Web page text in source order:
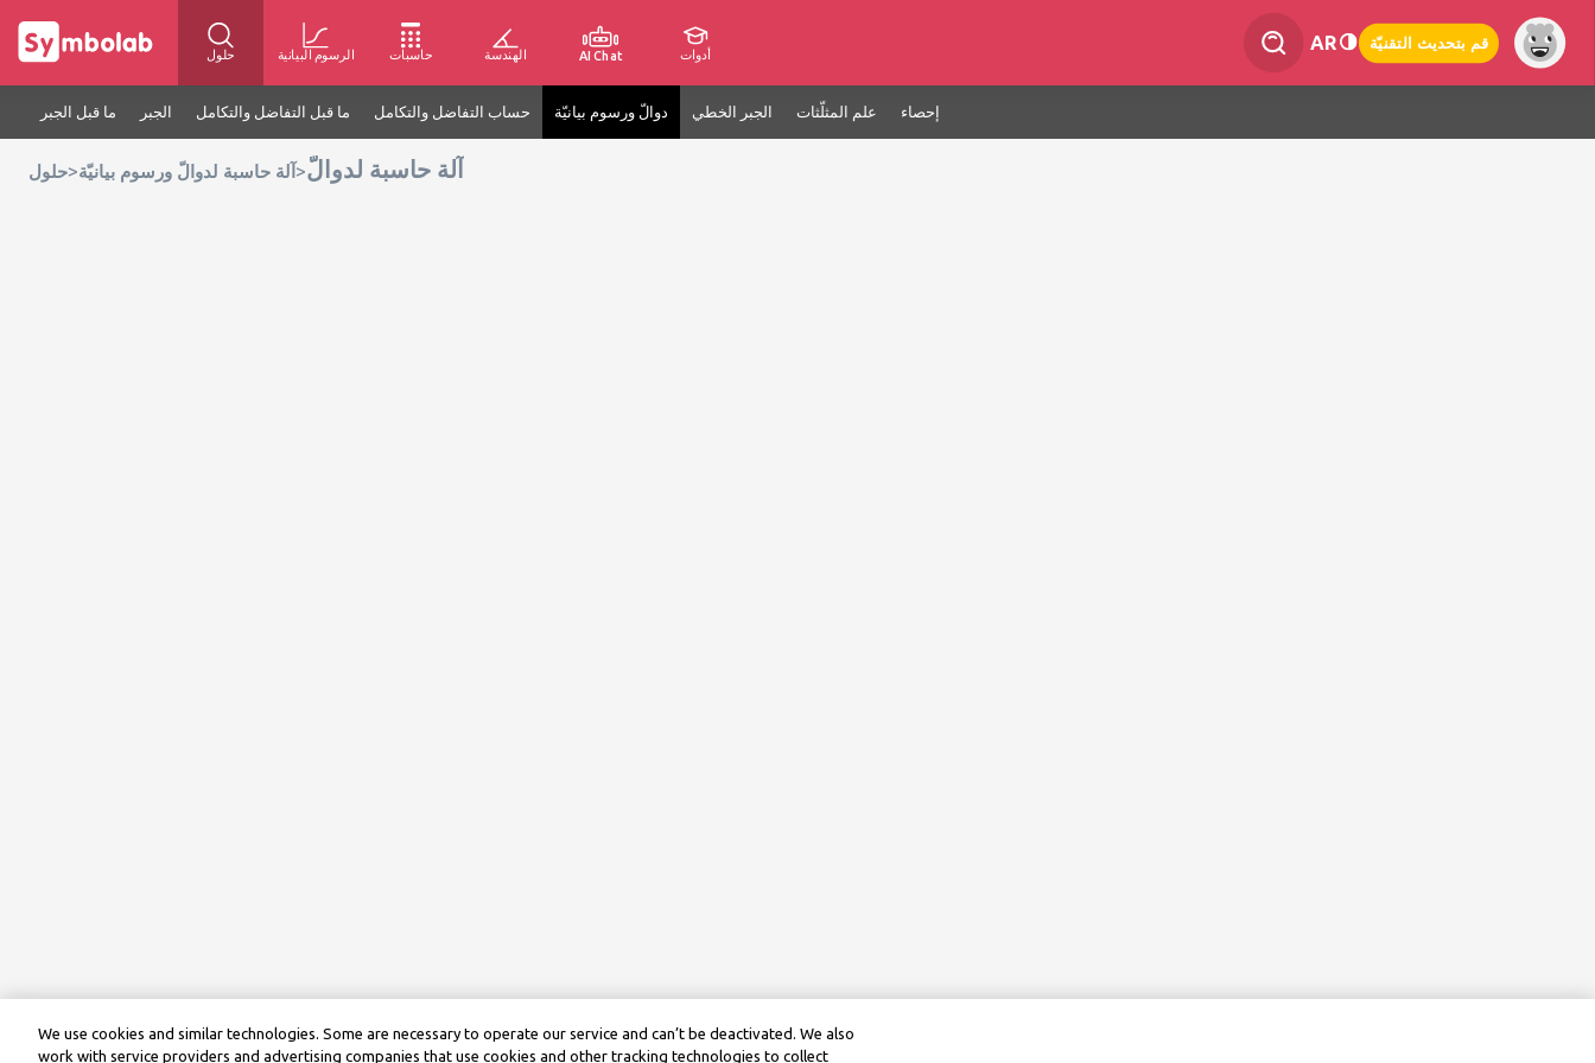
حلول الرسوم البيانية حاسبات الهندسة AI Chat أدوات
AR قم بتحديث التقنيّة
ما قبل الجبر الجبر ما قبل التفاضل والتكامل حساب التفاضل والتكامل دوالّ ورسوم بيانيّة الجبر الخطي علم المثلّثات إحصاء
حلول>آلة حاسبة لدوالّ ورسوم بيانيّة >آلة حاسبة لدوالّ
We use cookies and similar technologies. Some are necessary to operate our service and can’t be deactivated. We also
work with service providers and advertising companies that use cookies and other tracking technologies to collect